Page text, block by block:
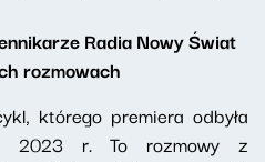
Radia Nowy Świat
rozmowach
którego premiera odbyła
2023 r. To rozmowy z